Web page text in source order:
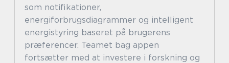
som notifikationer,
energiforbrugsdiagrammer og intelligent
energistyring baseret på brugerens
præferencer. Teamet bag appen
fortsætter med at investere i forskning og